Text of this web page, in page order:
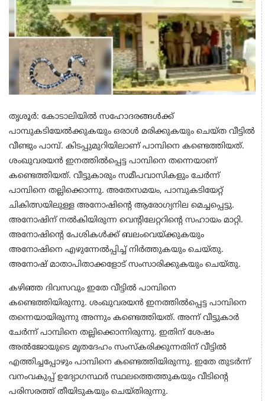
തൃശൂര്‍: കോടാലിയില്‍ സഹോദരങ്ങള്‍ക്ക്
പാമ്പുകടിയേൽക്കുകയും ഒരാൾ മരിക്കുകയും ചെയ്ത വീട്ടില്‍
വീണ്ടും പാമ്പ്. കിടപ്പുമുറിയിലാണ് പാമ്പിനെ കണ്ടെത്തിയത്.
ശംഖുവരയന്‍ ഇനത്തില്‍പ്പെട്ട പാമ്പിനെ തന്നെയാണ്
കണ്ടെത്തിയത്. വീട്ടുകാരും സമീപവാസികളും ചേര്‍ന്ന്
പാമ്പിനെ തല്ലിക്കൊന്നു. അതേസമയം, പാമ്പുകടിയേറ്റ്
ചികിത്സയിലുള്ള അനോഷിന്റെ ആരോഗ്യനില മെച്ചപ്പെട്ടു.
അനോഷിന് നല്‍കിയിരുന്ന വെന്റിലേറ്ററിന്റെ സഹായം മാറ്റി.
അനോഷിന്റെ പേശികള്‍ക്ക് ബലംവെയ്ക്കുകയും
അനോഷിനെ എഴുന്നേല്‍പ്പിച്ച് നിര്‍ത്തുകയും ചെയ്തു.
അനോഷ് മാതാപിതാക്കളോട് സംസാരിക്കുകയും ചെയ്തു.
കഴിഞ്ഞ ദിവസവും ഇതേ വീട്ടില്‍ പാമ്പിനെ
കണ്ടെത്തിയിരുന്നു. ശംഖുവരയന്‍ ഇനത്തില്‍പ്പെട്ട പാമ്പിനെ
തന്നെയായിരുന്നു അന്നും കണ്ടെത്തിയത്. അന്ന് വീട്ടുകാര്‍
ചേര്‍ന്ന് പാമ്പിനെ തല്ലിക്കൊന്നിരുന്നു. ഇതിന് ശേഷം
അല്‍ജോയുടെ മൃതദേഹം സംസ്‌കരിക്കുന്നതിന് വീട്ടില്‍
എത്തിച്ചപ്പോഴും പാമ്പിനെ കണ്ടെത്തിയിരുന്നു. ഇതേ തുടര്‍ന്ന്
വനംവകുപ്പ് ഉദ്യോഗസ്ഥര്‍ സ്ഥലത്തെത്തുകയും വീടിന്റെ
പരിസരത്ത് തീയിടുകയും ചെയ്തിരുന്നു.